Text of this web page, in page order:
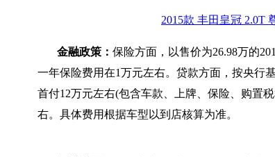
2015款 丰田皇冠 2.0T
金融政策： 保险方面，以售价为26.98万的
一年保险费用在1万元左右。贷款方面，按央行
首付12万元左右(包含车款、上牌、保险、购置
右。具体费用根据车型以到店核算为准。